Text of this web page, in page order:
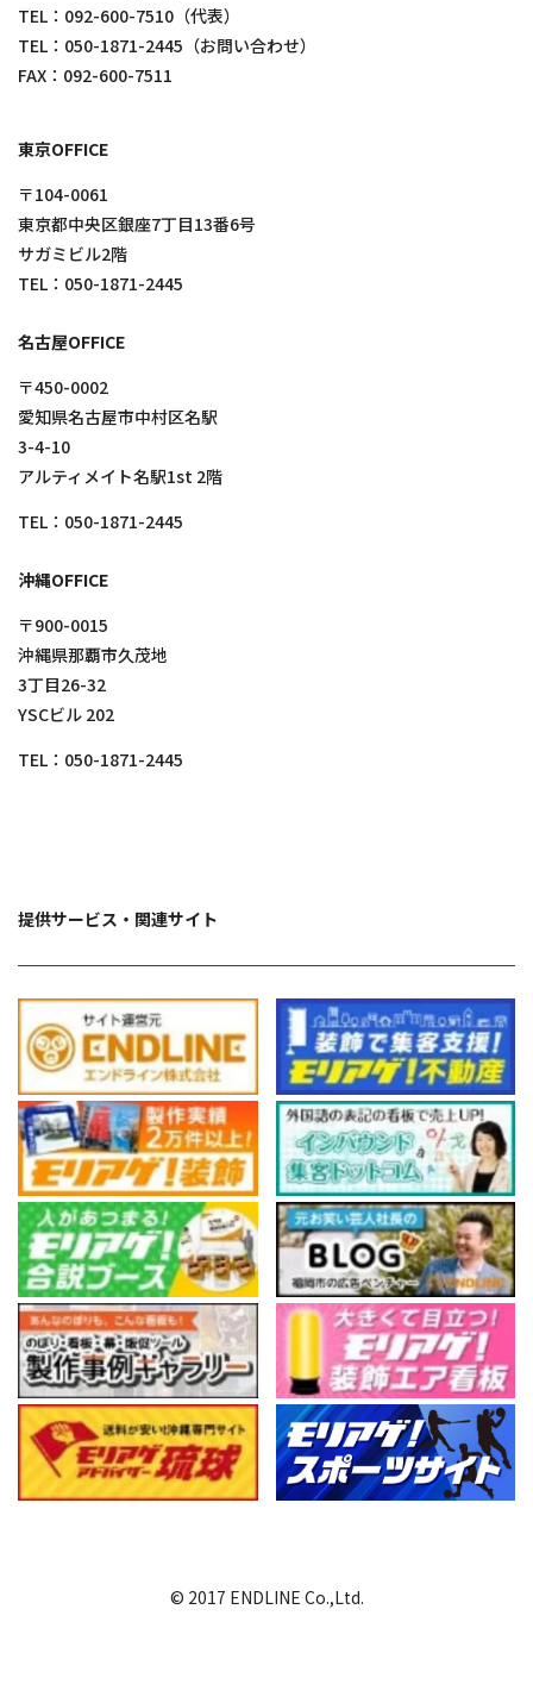
TEL： 092-600-7510 （代表）
TEL： 050-1871-2445 （お問い合わせ）
FAX：092-600-7511
東京OFFICE
〒104-0061
東京都中央区銀座7丁目13番6号
サガミビル2階
TEL： 050-1871-2445
名古屋OFFICE
〒450-0002
愛知県名古屋市中村区名駅
3-4-10
アルティメイト名駅1st 2階
TEL： 050-1871-2445
沖縄OFFICE
〒900-0015
沖縄県那覇市久茂地
3丁目26-32
YSCビル 202
TEL： 050-1871-2445
提供サービス・関連サイト
© 2017 ENDLINE Co.,Ltd.